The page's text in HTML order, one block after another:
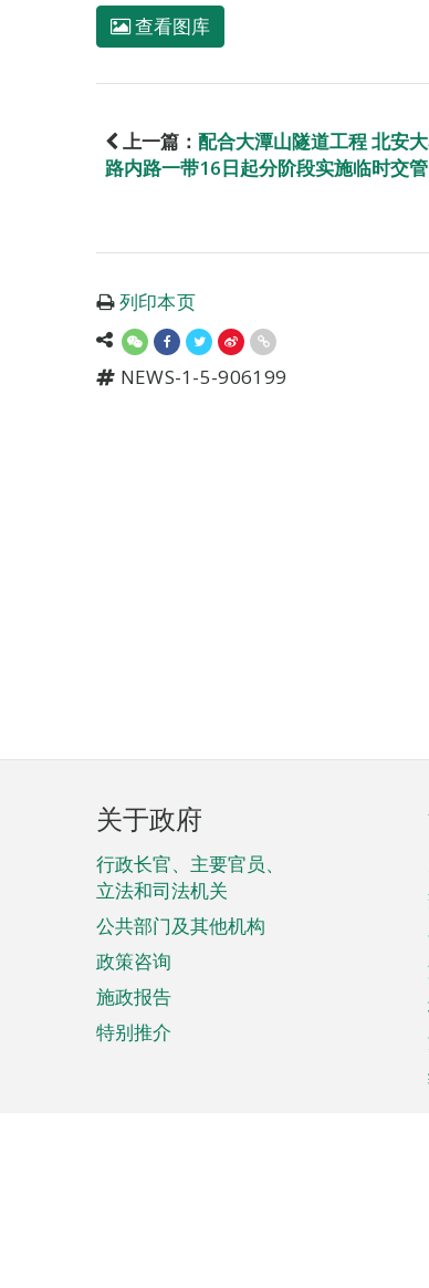
查看图库
上一篇： 配合大潭山隧道工程 北安
路内路一带16日起分阶段实施临时交管
列印本页
NEWS-1-5-906199
页
脚
菜
单
关于政府
行政长官、主要官员、
立法和司法机关
公共部门及其他机构
政策咨询
施政报告
特别推介